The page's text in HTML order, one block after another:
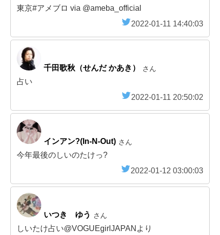
東京#アメブロ via @ameba_official
2022-01-11 14:40:03
千田歌秋（せんだ かあき） さん
占い
2022-01-11 20:50:02
インアン?(In-N-Out) さん
今年最後のしいのたけっ?
2022-01-12 03:00:03
いつき ゆう さん
しいたけ占い@VOGUEgirlJAPANより